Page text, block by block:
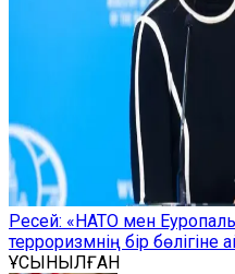
Ресей: «НАТО мен
терроризмнің бір бөлігіне
ҰСЫНЫЛҒАН